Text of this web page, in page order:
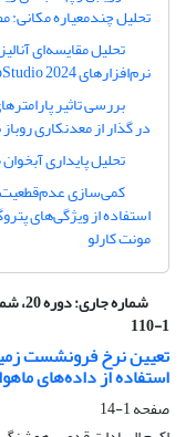
تحلیل چندمعیاره مکانی:
تحلیل مقایسه‌ای
نرم‌افزارهای Plaxis LE V21 ، GeoStudio 2024 و Slide2
بررسی تاثیر
در گذار از معدنکاری
تحلیل پایداری
استفاده از ویژگی‌های
مونت کارلو
شماره جاری:
1-110
تعیین نرخ فرونشست
استفاده از داده‌های
صفحه1-14